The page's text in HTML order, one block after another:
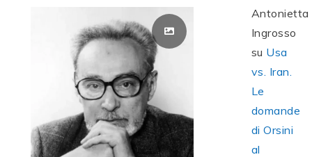
Antonietta
Ingrosso
su Usa
vs. Iran.
Le
domande
di Orsini
al